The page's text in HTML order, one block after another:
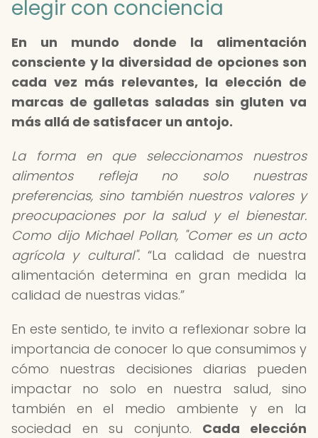
elegir con conciencia
En un mundo donde la alimentación
consciente y la diversidad de opciones son
cada vez más relevantes, la elección de
marcas de galletas saladas sin gluten va
más allá de satisfacer un antojo.
La forma en que seleccionamos nuestros
alimentos refleja no solo nuestras
preferencias, sino también nuestros valores y
preocupaciones por la salud y el bienestar.
Como dijo Michael Pollan, "Comer es un acto
agrícola y cultural".
La calidad de nuestra
alimentación determina en gran medida la
calidad de nuestras vidas.
En este sentido, te invito a reflexionar sobre la
importancia de conocer lo que consumimos y
cómo nuestras decisiones diarias pueden
impactar no solo en nuestra salud, sino
también en el medio ambiente y en la
sociedad en su conjunto. Cada elección